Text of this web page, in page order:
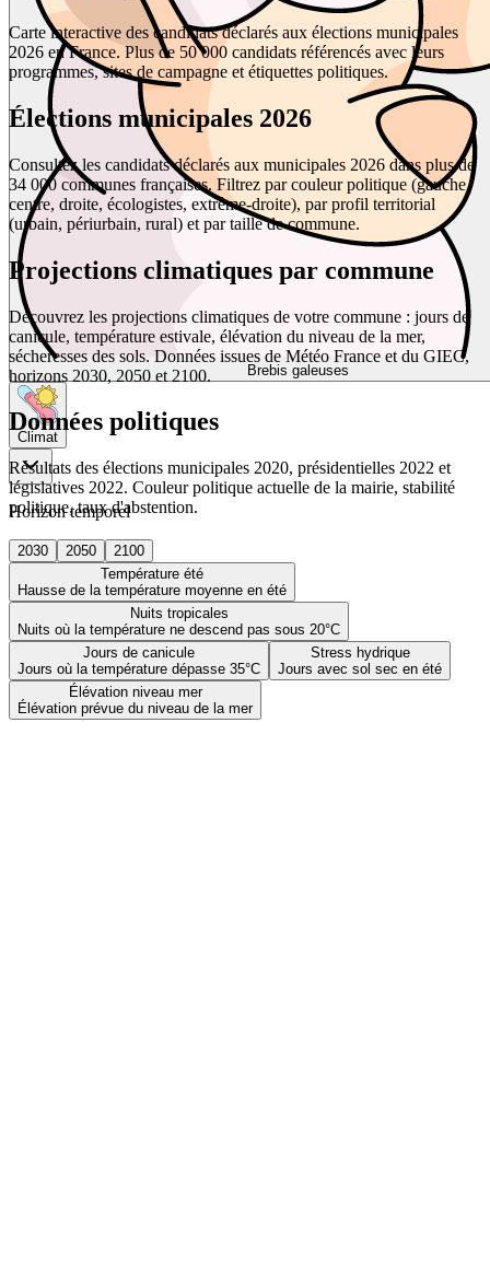
Brebis galeuses
Climat
Horizon temporel
2030 2050
2100
Température été
Hausse de la température moyenne en été
Nuits tropicales
Nuits où la température ne descend pas sous 20°C
Jours de canicule
Jours où la température dépasse 35°C
Stress hydrique
Jours avec sol sec en été
Élévation niveau mer
Élévation prévue du niveau de la mer
Carte interactive des candidats déclarés aux élections municipales
2026 en France. Plus de 50 000 candidats référencés avec leurs
programmes, sites de campagne et étiquettes politiques.
Élections municipales 2026
Consultez les candidats déclarés aux municipales 2026 dans plus de
34 000 communes françaises. Filtrez par couleur politique (gauche,
centre, droite, écologistes, extrême-droite), par profil territorial
(urbain, périurbain, rural) et par taille de commune.
Projections climatiques par commune
Découvrez les projections climatiques de votre commune : jours de
canicule, température estivale, élévation du niveau de la mer,
sécheresses des sols. Données issues de Météo France et du GIEC,
horizons 2030, 2050 et 2100.
Données politiques
Résultats des élections municipales 2020, présidentielles 2022 et
législatives 2022. Couleur politique actuelle de la mairie, stabilité
politique, taux d'abstention.